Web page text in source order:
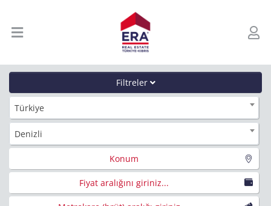
Filtreler
Türkiye
Denizli
Konum
Fiyat aralığını giriniz...